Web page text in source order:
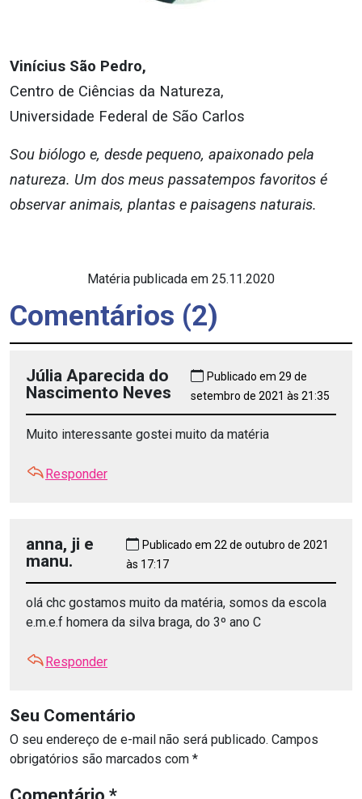
Vinícius São Pedro,
Centro de Ciências da Natureza,
Universidade Federal de São Carlos
Sou biólogo e, desde pequeno, apaixonado pela
natureza. Um dos meus passatempos favoritos é
observar animais, plantas e paisagens naturais.
Matéria publicada em 25.11.2020
Comentários (2)
Júlia Aparecida do
Nascimento Neves
Publicado em 29 de
setembro de 2021 às 21:35
Muito interessante gostei muito da matéria
Responder
anna, ji e
manu.
Publicado em 22 de outubro de 2021
às 17:17
olá chc gostamos muito da matéria, somos da escola
e.m.e.f homera da silva braga, do 3º ano C
Responder
Seu Comentário
O seu endereço de e-mail não será publicado. Campos
obrigatórios são marcados com *